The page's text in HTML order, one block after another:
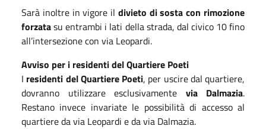
Sarà inoltre in vigore il divieto di sosta con rimozione
forzatasu entrambi i lati della strada, dal civico 10 fino
all’intersezione con via Leopardi.
Avviso per i residenti del Quartiere Poeti
I residenti del Quartiere Poeti, per uscire dal quartiere,
dovranno utilizzare esclusivamente via Dalmazia.
Restano invece invariate le possibilità di accesso al
quartiere da via Leopardi e da via Dalmazia.